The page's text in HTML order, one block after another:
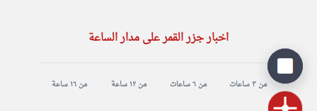
اخبار جزر القمر على مدار الساعة
من ٣ ساعات من ٦ ساعات من ١٢ ساعة من ١٦ ساعة